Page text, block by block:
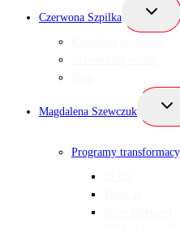
Czerwona Szpilka
Magdalena Szewczuk
Programy